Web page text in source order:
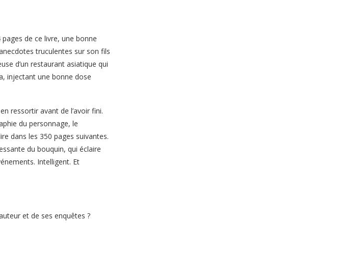
de ce livre, une bonne
truculentes sur son fils
d’un restaurant asiatique qui
injectant une bonne dose
ressortir avant de l’avoir fini.
du personnage, le
dans les 350 pages suivantes.
du bouquin, qui éclaire
Intelligent. Et
et de ses enquêtes ?